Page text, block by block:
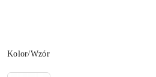
Wariant
Kolor/Wzór